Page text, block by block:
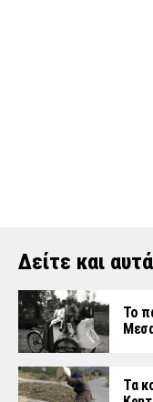
Δείτε και αυτά
Το
Τα